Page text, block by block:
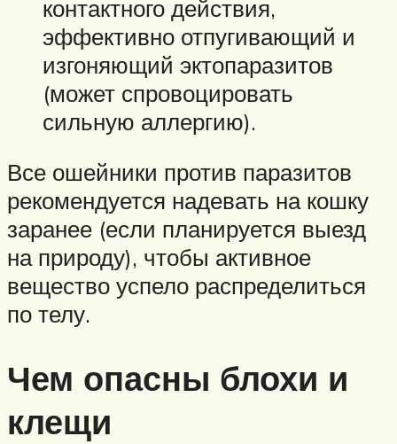
контактного действия,
эффективно отпугивающий и
изгоняющий эктопаразитов
(может спровоцировать
сильную аллергию).
Все ошейники против паразитов
рекомендуется надевать на кошку
заранее (если планируется выезд
на природу), чтобы активное
вещество успело распределиться
по телу.
Чем опасны блохи и
клещи